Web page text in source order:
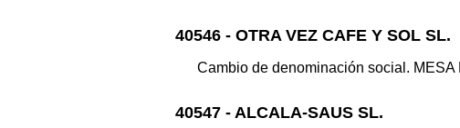
40546 - OTRA VEZ CAFE Y SOL SL.
Cambio de denominación social. MESA
40547 - ALCALA-SAUS SL.